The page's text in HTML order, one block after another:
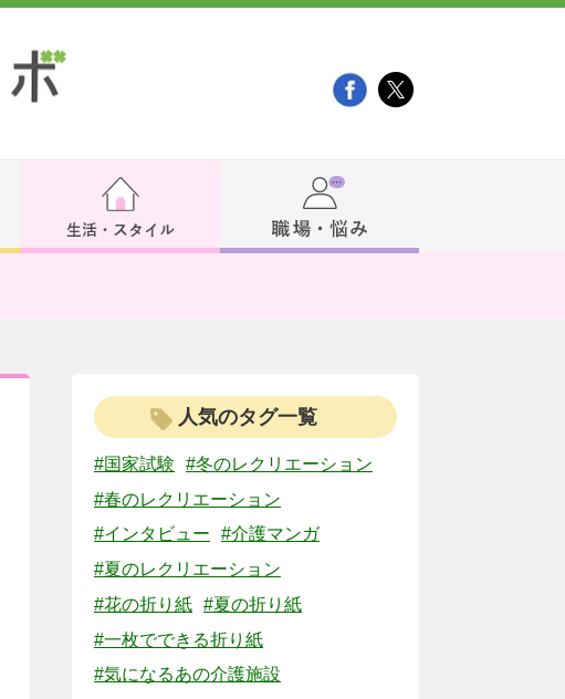
人気のタグ一覧
#国家試験
#冬のレクリエーション
#春のレクリエーション
#インタビュー
#介護マンガ
#夏のレクリエーション
#花の折り紙 #夏の折り紙
#一枚でできる折り紙
#気になるあの介護施設